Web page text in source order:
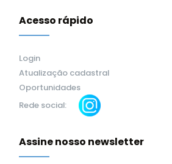
Acesso rápido
Login
Atualização cadastral
Oportunidades
Rede social:
Assine nosso newsletter